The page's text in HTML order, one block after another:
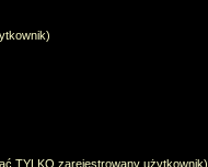
TYLKO zarejestrowany użytkownik)